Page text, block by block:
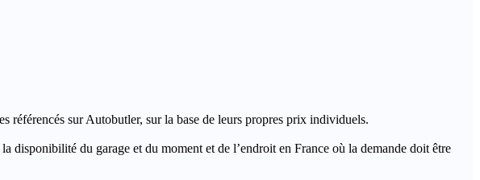
référencés sur Autobutler, sur la base de leurs propres prix individuels.
disponibilité du garage et du moment et de l’endroit en France où la demande doit être